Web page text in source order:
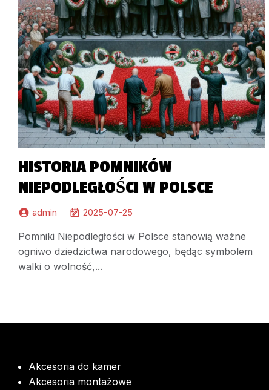
HISTORIA POMNIKÓW
NIEPODLEGŁOŚCI W POLSCE
admin 2025-07-25
Pomniki Niepodległości w Polsce stanowią ważne
ogniwo dziedzictwa narodowego, będąc symbolem
walki o wolność,...
Akcesoria do kamer
Akcesoria montażowe